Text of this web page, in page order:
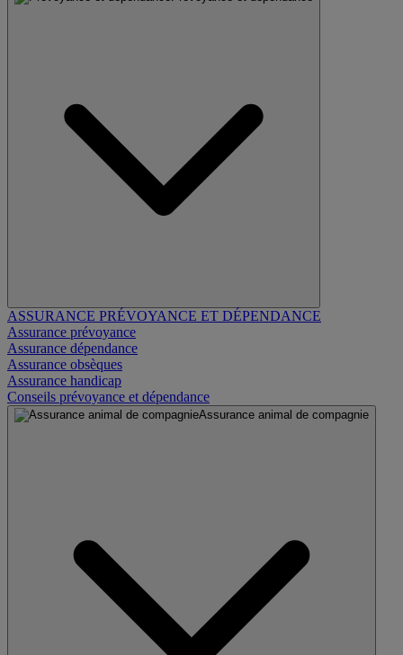
ASSURANCE PRÉVOYANCE ET DÉPENDANCE
Assurance prévoyance
Assurance dépendance
Assurance obsèques
Assurance handicap
Conseils prévoyance et dépendance
Assurance animal de compagnie